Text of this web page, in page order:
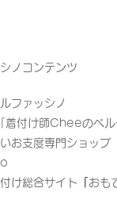
ノコンテンツ
ファッシノ
着付け師Cheeのベル
お支度専門ショップ
け総合サイト
おも